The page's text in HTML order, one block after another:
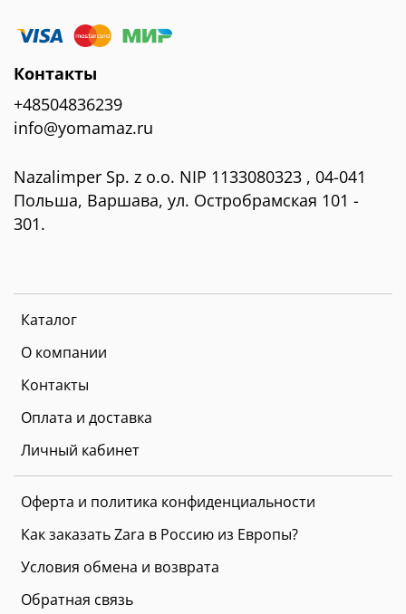
Каталог
О компании
Контакты
Оплата и доставка
Личный кабинет
Оферта и политика конфиденциальности
Как заказать Zara в Россию из Европы?
Условия обмена и возврата
Обратная связь
Контакты
+48504836239
info@yomamaz.ru
Nazalimper Sp. z o.o. NIP 1133080323 , 04-041
Польша, Варшава, ул. Остробрамская 101 -
301.